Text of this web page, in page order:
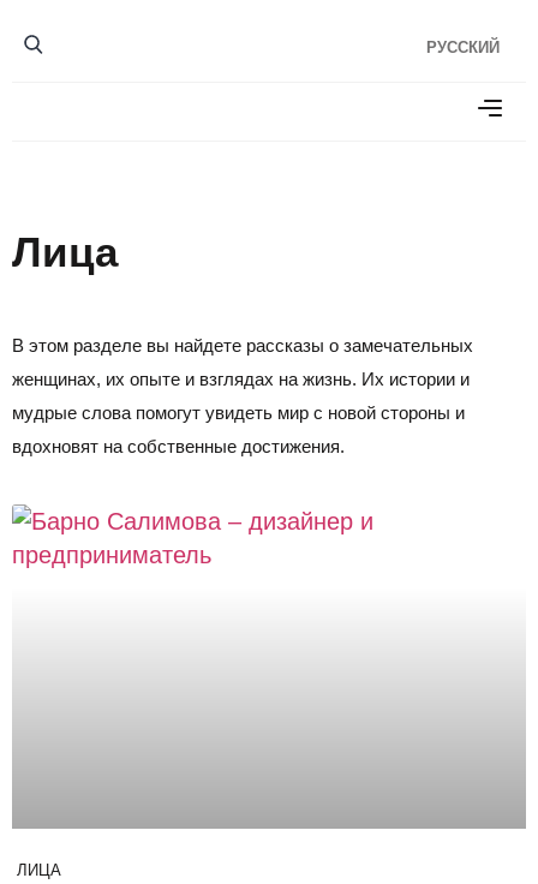
РУССКИЙ
Лица
В этом разделе вы найдете рассказы о замечательных
женщинах, их опыте и взглядах на жизнь. Их истории и
мудрые слова помогут увидеть мир с новой стороны и
вдохновят на собственные достижения.
ЛИЦА